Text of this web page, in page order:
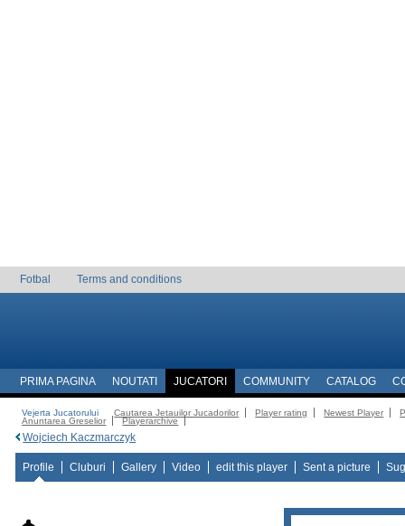
Fotbal Terms and conditions
PRIMA PAGINA NOUTATI JUCATORI COMMUNITY CATALOG
Vejerta Jucatorului Cautarea Jetauilor Jucadorilor Player rating Newest Player
Anuntarea Greselior
Playerarchive
Wojciech Kaczmarczyk
Profile Cluburi Gallery Video edit this player Sent a picture